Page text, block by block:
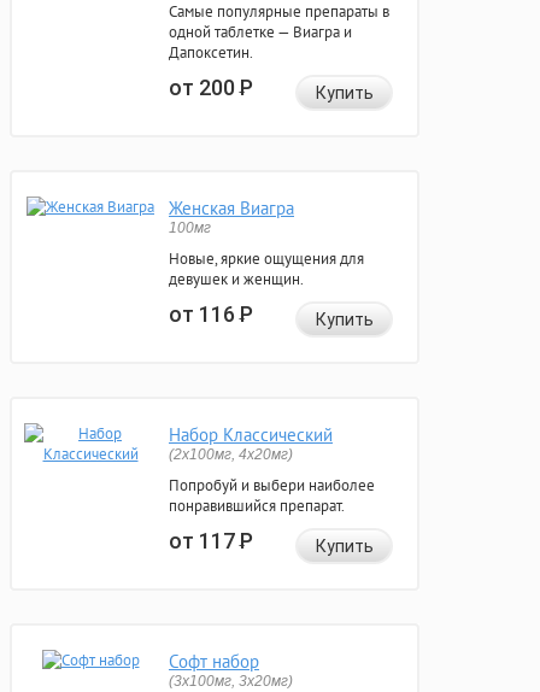
Самые популярные препараты в
одной таблетке — Виагра и
Дапоксетин.
от 200Р Купить
Женская Виагра
100мг
Новые, яркие ощущения для
девушек и женщин.
от 116Р Купить
Набор Классический
(2x100мг, 4x20мг)
Попробуй и выбери наиболее
понравившийся препарат.
от 117Р Купить
Софт набор
(3x100мг, 3x20мг)